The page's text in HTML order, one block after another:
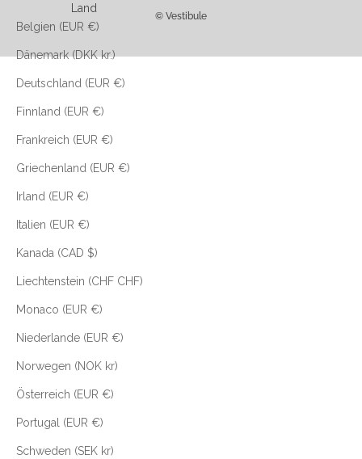
Land
Belgien (EUR €)
Dänemark (DKK kr.)
Deutschland (EUR €)
Finnland (EUR €)
Frankreich (EUR €)
Griechenland (EUR €)
Irland (EUR €)
Italien (EUR €)
Kanada (CAD $)
Liechtenstein (CHF CHF)
Monaco (EUR €)
Niederlande (EUR €)
Norwegen (NOK kr)
Österreich (EUR €)
Portugal (EUR €)
Schweden (SEK kr)
© Vestibule